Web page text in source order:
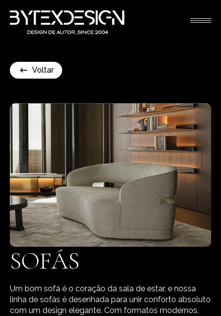
Voltar
SOFÁS
Um bom sofá é o coração da sala de estar, e nossa
linha de sofás é desenhada para unir conforto absoluto
com um design elegante. Com formatos modernos,